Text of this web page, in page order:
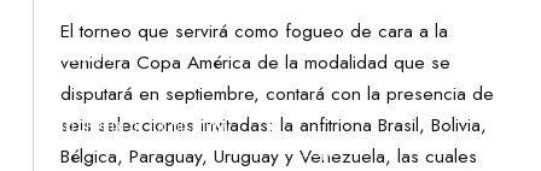
DENUNCIAS
PROTECCIÓN DE LA INFANCIA
El torneo que servirá como fogueo de cara a la
venidera Copa América de la modalidad que se
disputará en septiembre, contará con la presencia de
seis selecciones invitadas: la anfitriona Brasil, Bolivia,
Bélgica, Paraguay, Uruguay y Venezuela, las cuales